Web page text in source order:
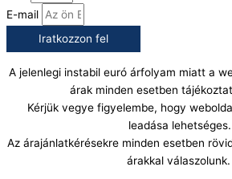
E-mail
Iratkozzon fel
A jelenlegi instabil euró árfolyam miatt a
árak minden esetben
Kérjük vegye figyelembe, hogy
leadása lehetséges.
Az árajánlatkérésekre minden esetben
árakkal válaszolunk.